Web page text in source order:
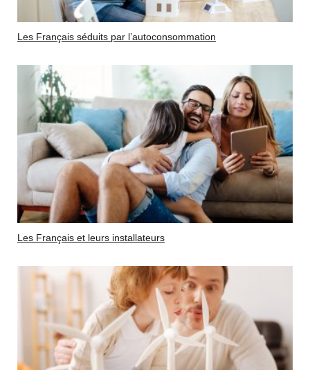
Les Français séduits par l’autoconsommation
Les Français et leurs installateurs